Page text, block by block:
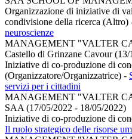
Organizzazione di iniziative di
condivisione della ricerca (Altro)
neuroscienze
MANAGEMENT "VALTER
Castello di Grinzane Cavour
Iniziative di co-produzione di
(Organizzatore/Organizzatrice) -
servizi per i cittadini
MANAGEMENT "VALTER
SAA (17/05/2022 - 18/05/2022)
Iniziative di co-produzione di
Il ruolo strategico delle risorse